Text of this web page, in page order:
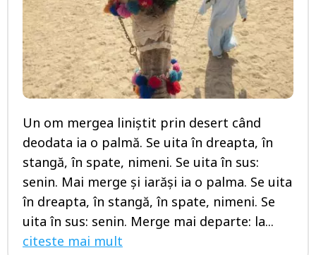
Un om mergea liniștit prin desert când
deodata ia o palmă. Se uita în dreapta, în
stangă, în spate, nimeni. Se uita în sus:
senin. Mai merge și iarăși ia o palma. Se uita
în dreapta, în stangă, în spate, nimeni. Se
uita în sus: senin. Merge mai departe: la...
citeste mai mult